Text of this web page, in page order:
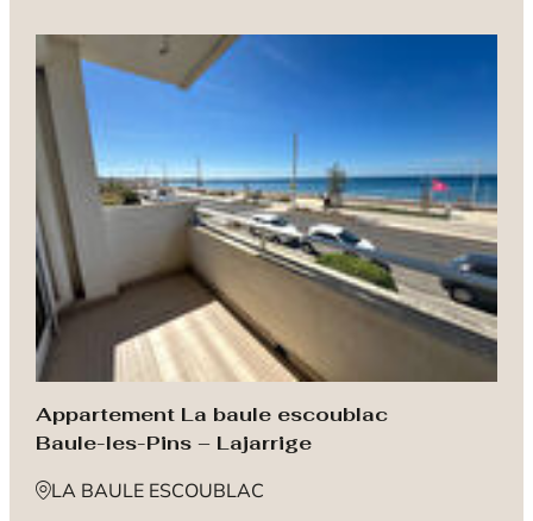
Appartement La baule escoublac
Baule-les-Pins – Lajarrige
LA BAULE ESCOUBLAC